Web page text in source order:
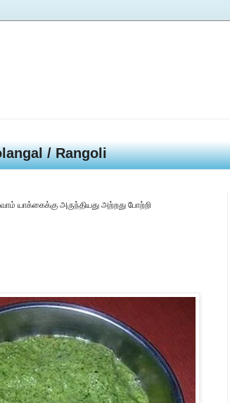
/ Rangoli
யாக்கைக்கு அருந்தியது அற்றது போற்றி